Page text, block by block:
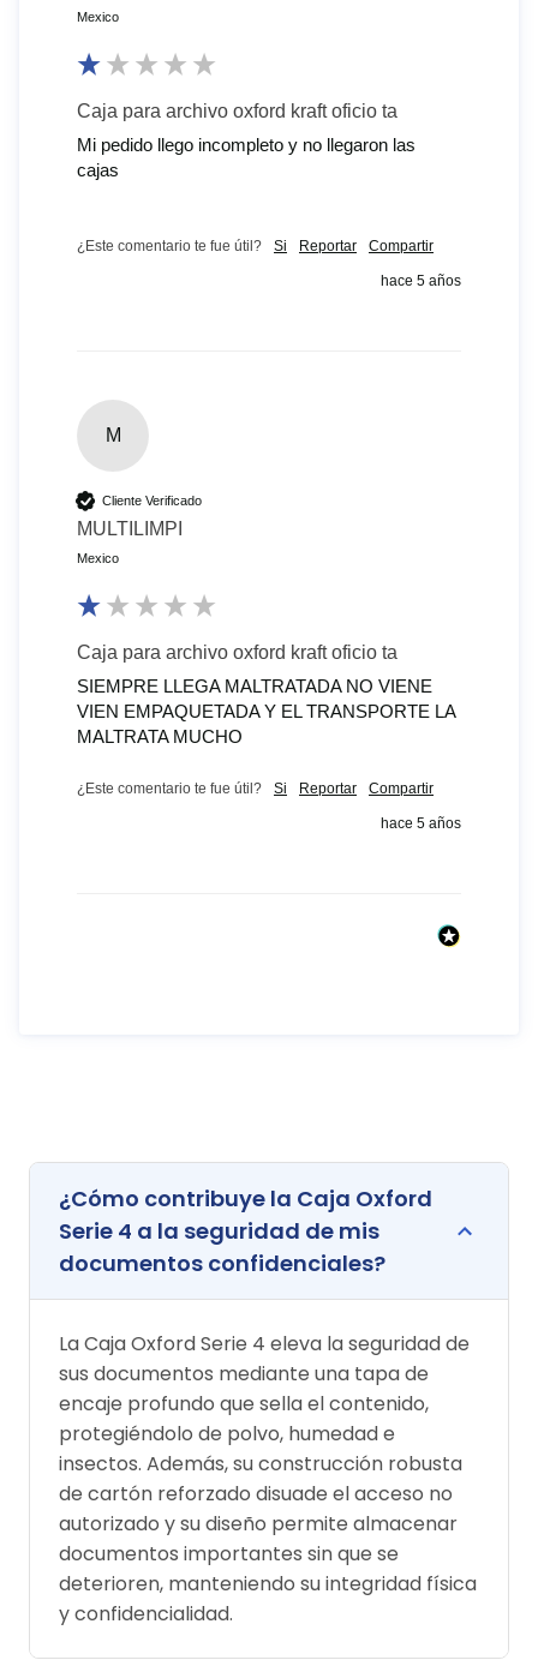
Mexico
Caja para archivo oxford kraft oficio ta
Mi pedido llego incompleto y no llegaron las
cajas
¿Este comentario te fue útil? Si Reportar Compartir
hace 5 años
M
Cliente Verificado
MULTILIMPI
Mexico
Caja para archivo oxford kraft oficio ta
SIEMPRE LLEGA MALTRATADA NO VIENE
VIEN EMPAQUETADA Y EL TRANSPORTE LA
MALTRATA MUCHO
¿Este comentario te fue útil? Si Reportar Compartir
hace 5 años
¿Cómo contribuye la Caja Oxford
Serie 4 a la seguridad de mis
documentos confidenciales?
La Caja Oxford Serie 4 eleva la seguridad de
sus documentos mediante una tapa de
encaje profundo que sella el contenido,
protegiéndolo de polvo, humedad e
insectos. Además, su construcción robusta
de cartón reforzado disuade el acceso no
autorizado y su diseño permite almacenar
documentos importantes sin que se
deterioren, manteniendo su integridad física
y confidencialidad.